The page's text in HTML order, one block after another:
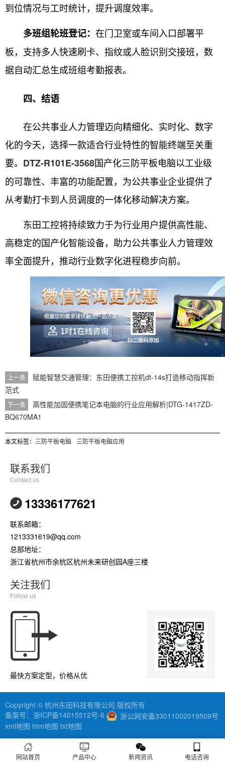
到位情况与工时统计，提升调度效率。
多班组轮班登记： 在门卫室或车间入口部署平
板，支持多人快速刷卡、指纹或人脸识别交接班，数
据自动汇总生成班组考勤报表。
四、结语
在公共事业人力管理迈向精细化、实时化、数字
化的今天，选择一款适合行业特性的智能终端至关重
要。 DTZ-R101E-3568国产化三防平板电脑以工业级
的可靠性、丰富的功能配置，为公共事业企业提供了
从考勤打卡到人员调度的一体化移动解决方案。
东田工控将持续致力于为行业用户提供高性能、
高稳定的国产化智能设备，助力公共事业人力管理效
率全面提升，推动行业数字化进程稳步向前。
上一条
赋能智慧交通管理：东田便携工控机dt-14s打造移动指挥新
范式
下一条
高性能加固便携笔记本电脑的行业应用解析|DTG-1417ZD-
BQ670MA1
本文标签： 三防平板电脑 三防平板电脑应用
联系我们
Contact us
13336177621
联系邮箱：
1213331619@qq.com
总部地址：
浙江省杭州市余杭区杭州未来研创园A座三楼
关注我们
Follow us
最快方案定型，价格从优
Copyright © 杭州东田科技有限公司 版权所有
备案号： 浙ICP备14015512号-6
浙公网安备33011002019509号
xml地图 htm地图 txt地图
网站首页 产品中心 新闻资讯 电话咨询